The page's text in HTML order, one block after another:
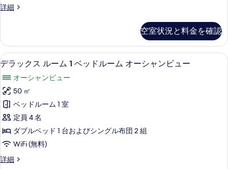
示
の
て
の
写
真
を
表
示
す
る
詳細
Room
(Island
view)
の
細
空室状況と料金を確認
デ
ッ
ク
ス
ル
ー
1
デラックス ルーム 1 ベッドルーム
1
デラックス ルーム 1 ベッドルーム オーシャンビュー
オーシャンビュー
50 ㎡
ベッドルーム 1 室
定員 4 名
ダブルベッド 1 台およびシングル布団 2 組
WiFi (無料)
詳細
デ